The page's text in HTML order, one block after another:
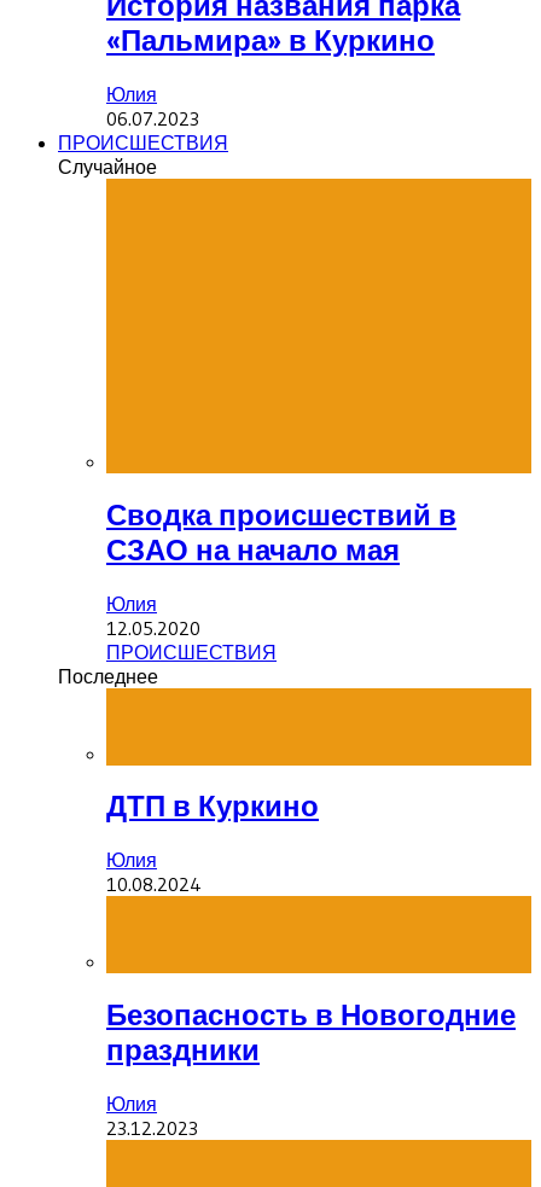
«Пальмира» в Куркино
Юлия
06.07.2023
ПРОИСШЕСТВИЯ
Случайное
Сводка происшествий в
СЗАО на начало мая
Юлия
12.05.2020
ПРОИСШЕСТВИЯ
Последнее
ДТП в Куркино
Юлия
10.08.2024
Безопасность в Новогодние
праздники
Юлия
23.12.2023